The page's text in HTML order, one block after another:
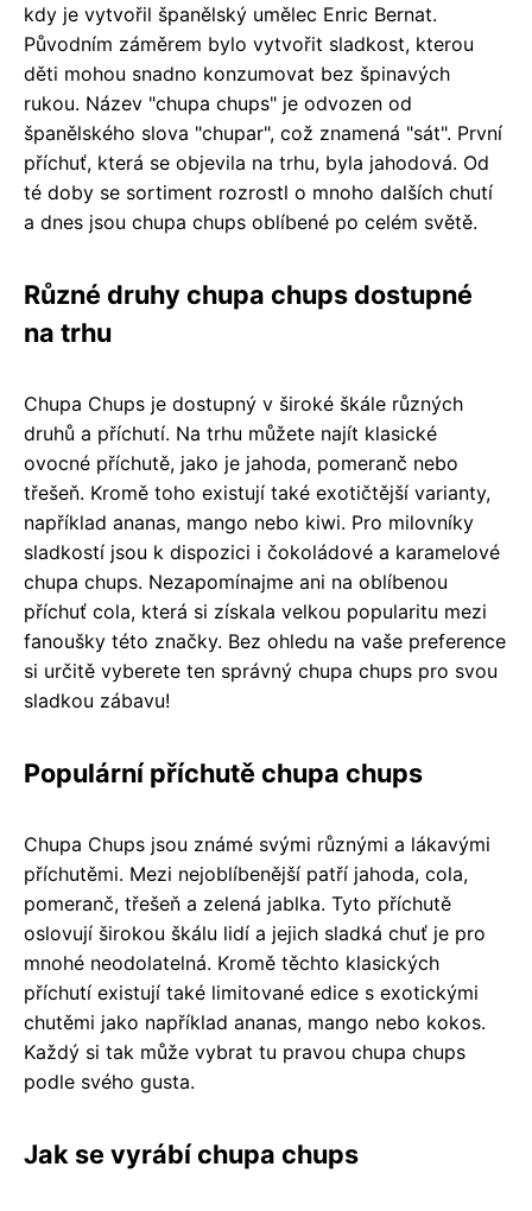
kdy je vytvořil španělský umělec Enric Bernat.
Původním záměrem bylo vytvořit sladkost, kterou
děti mohou snadno konzumovat bez špinavých
rukou. Název "chupa chups" je odvozen od
španělského slova "chupar", což znamená "sát". První
příchuť, která se objevila na trhu, byla jahodová. Od
té doby se sortiment rozrostl o mnoho dalších chutí
a dnes jsou chupa chups oblíbené po celém světě.
Různé druhy chupa chups dostupné
na trhu
Chupa Chups je dostupný v široké škále různých
druhů a příchutí. Na trhu můžete najít klasické
ovocné příchutě, jako je jahoda, pomeranč nebo
třešeň. Kromě toho existují také exotičtější varianty,
například ananas, mango nebo kiwi. Pro milovníky
sladkostí jsou k dispozici i čokoládové a karamelové
chupa chups. Nezapomínajme ani na oblíbenou
příchuť cola, která si získala velkou popularitu mezi
fanoušky této značky. Bez ohledu na vaše preference
si určitě vyberete ten správný chupa chups pro svou
sladkou zábavu!
Populární příchutě chupa chups
Chupa Chups jsou známé svými různými a lákavými
příchutěmi. Mezi nejoblíbenější patří jahoda, cola,
pomeranč, třešeň a zelená jablka. Tyto příchutě
oslovují širokou škálu lidí a jejich sladká chuť je pro
mnohé neodolatelná. Kromě těchto klasických
příchutí existují také limitované edice s exotickými
chutěmi jako například ananas, mango nebo kokos.
Každý si tak může vybrat tu pravou chupa chups
podle svého gusta.
Jak se vyrábí chupa chups